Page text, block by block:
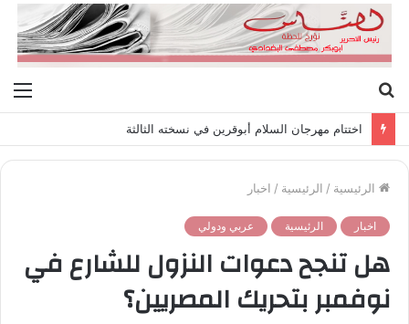
عن
اختتام مهرجان السلام أبوقرين في نسخته الثالثة
الرئيسية / الرئيسية / اخبار
اخبار الرئيسية عربي ودولي
هل تنجح دعوات النزول للشارع في
نوفمبر بتحريك المصريين؟